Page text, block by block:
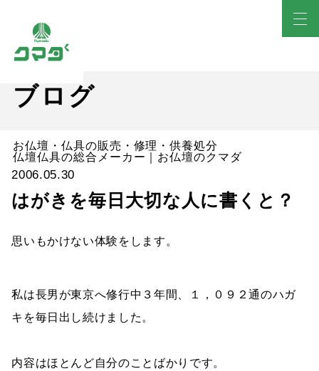
ブログ
お仏壇・仏具の販売・修理・供養処分
仏壇仏具の総合メーカー｜お仏壇のクマダ
2006.05.30
はがきを毎日大切な人に書くと？
思いもかけない体験をします。
私は長男が東京へ修行中３年間、１，０９２通のハガ
キを毎日出し続けました。
内容はほとんど自分のことばかりです。